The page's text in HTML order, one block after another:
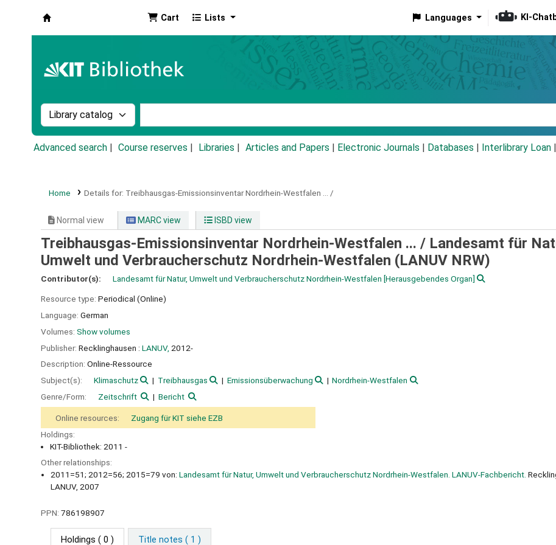
Cart Lists Languages KI-
Search the catalog by:
Advanced search Course reserves Libraries Articles and Papers Electronic Journals Databases Interlibrary Loan
Home Details for: Treibhausgas-Emissionsinventar Nordrhein-Westfalen ... /
Normal view MARC view ISBD view
Treibhausgas-Emissionsinventar Nordrhein-Westfalen ... / Landesamt für
Umwelt und Verbraucherschutz Nordrhein-Westfalen (LANUV NRW)
Contributor(s): Landesamt für Natur, Umwelt und Verbraucherschutz Nordrhein-Westfalen [Herausgebendes Organ]
Resource type: Periodical (Online)
Language: German
Volumes: Show volumes
Publisher: Recklinghausen : LANUV, 2012-
Description: Online-Ressource
Subject(s):
Klimaschutz Treibhausgas Emissionsüberwachung
Nordrhein-Westfalen
Genre/Form:
Zeitschrift Bericht
Online resources:
Zugang für KIT siehe EZB
Holdings:
KIT-Bibliothek: 2011 -
Other relationships:
2011=51; 2012=56; 2015=79 von: Landesamt für Natur, Umwelt und Verbraucherschutz Nordrhein-Westfalen. LANUV-Fachbericht.
LANUV, 2007
PPN: 786198907
Holdings ( 0 ) Title notes ( 1 )